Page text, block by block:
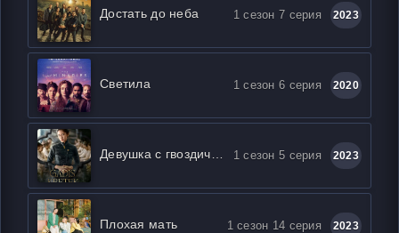
Достать до неба 1 сезон 7 серия 2023
Светила 1 сезон 6 серия 2020
1 сезон 5 серия 2023
Плохая мать 1 сезон 14 серия 2023